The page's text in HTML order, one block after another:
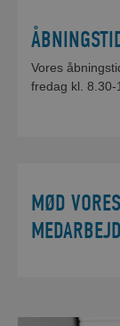
Vores
fredag kl. 8.30-
MØD